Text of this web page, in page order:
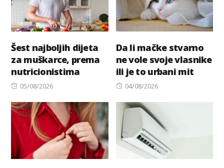
Šest najboljih dijeta
za muškarce, prema
nutricionistima
Posted
05/08/2026
Da li mačke stvarno
ne vole svoje vlasnike
ili je to urbani mit
Posted
04/08/2026